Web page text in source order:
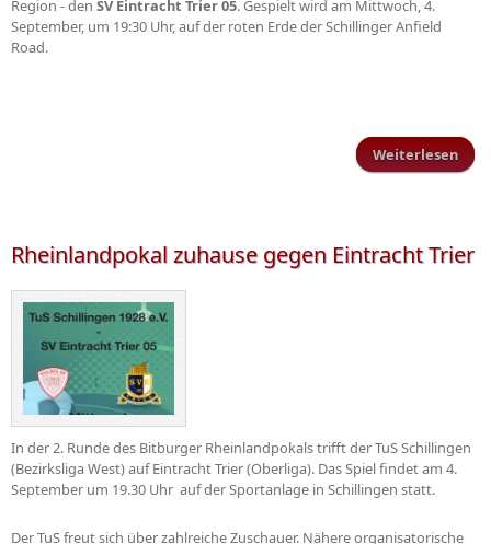
Region - den SV Eintracht Trier 05. Gespielt wird am Mittwoch, 4.
September, um 19:30 Uhr, auf der roten Erde der Schillinger Anfield
Road.
Weiterlesen
Rheinlandpokal zuhause gegen Eintracht Trier
In der 2. Runde des Bitburger Rheinlandpokals trifft der TuS Schillingen
(Bezirksliga West) auf Eintracht Trier (Oberliga). Das Spiel findet am 4.
September um 19.30 Uhr auf der Sportanlage in Schillingen statt.
Der TuS freut sich über zahlreiche Zuschauer. Nähere organisatorische